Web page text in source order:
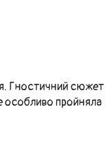
Гностичний сюжет
особливо пройняла